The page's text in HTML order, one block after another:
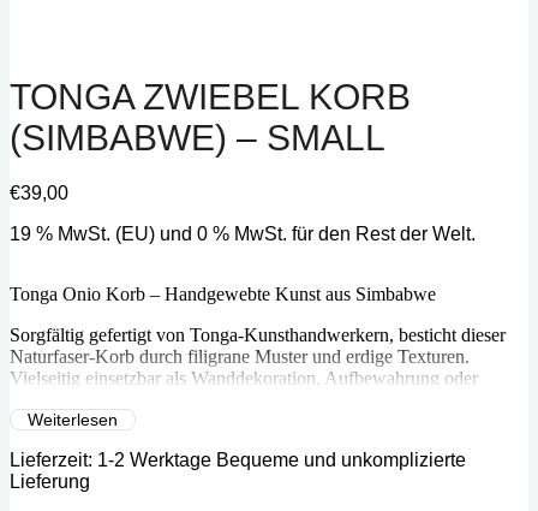
TONGA ZWIEBEL KORB
(SIMBABWE) – SMALL
€39,00
19 % MwSt. (EU) und 0 % MwSt. für den Rest der Welt.
Tonga Onio Korb – Handgewebte Kunst aus Simbabwe
Sorgfältig gefertigt von Tonga-Kunsthandwerkern, besticht dieser
Naturfaser-Korb durch filigrane Muster und erdige Texturen.
Vielseitig einsetzbar als Wanddekoration, Aufbewahrung oder
Interiors.
🌿 Ethisch handgefertigt
🎨 Einzigartiges Unikat
Weiterlesen
Lieferzeit: 1-2 Werktage Bequeme und unkomplizierte
Lieferung